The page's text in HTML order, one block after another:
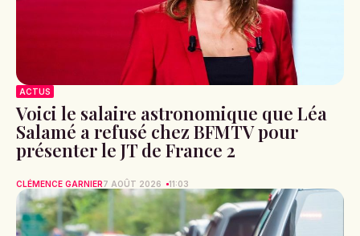
ACTUS
Voici le salaire astronomique que Léa
Salamé a refusé chez BFMTV pour
présenter le JT de France 2
CLÉMENCE GARNIER7 AOÛT 2026 11:03